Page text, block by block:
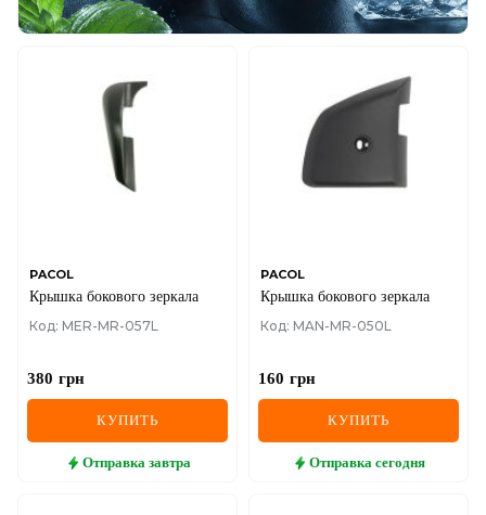
PACOL
Крышка бокового зеркала
Код: MER-MR-057L
380 грн
КУПИТЬ
Отправка завтра
PACOL
Крышка бокового зеркала
Код: MAN-MR-050L
160 грн
КУПИТЬ
Отправка сегодня